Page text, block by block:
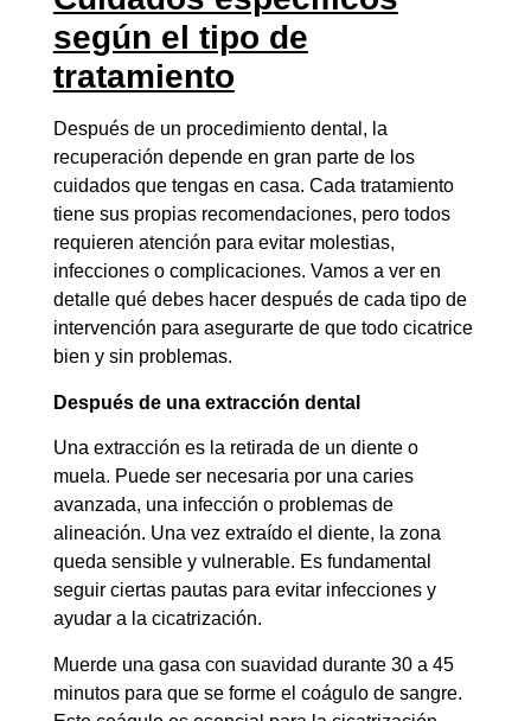
según el tipo de
tratamiento
Después de un procedimiento dental, la
recuperación depende en gran parte de los
cuidados que tengas en casa. Cada tratamiento
tiene sus propias recomendaciones, pero todos
requieren atención para evitar molestias,
infecciones o complicaciones. Vamos a ver en
detalle qué debes hacer después de cada tipo de
intervención para asegurarte de que todo cicatrice
bien y sin problemas.
Después de una extracción dental
Una extracción es la retirada de un diente o
muela. Puede ser necesaria por una caries
avanzada, una infección o problemas de
alineación. Una vez extraído el diente, la zona
queda sensible y vulnerable. Es fundamental
seguir ciertas pautas para evitar infecciones y
ayudar a la cicatrización.
Muerde una gasa con suavidad durante 30 a 45
minutos para que se forme el coágulo de sangre.